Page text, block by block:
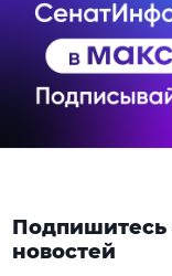
Подпишитесь
новостей